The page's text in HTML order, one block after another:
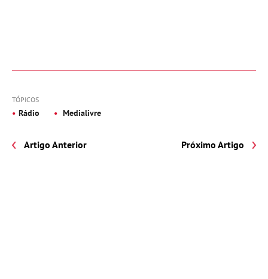
TÓPICOS
Rádio Medialivre
Artigo Anterior Próximo Artigo